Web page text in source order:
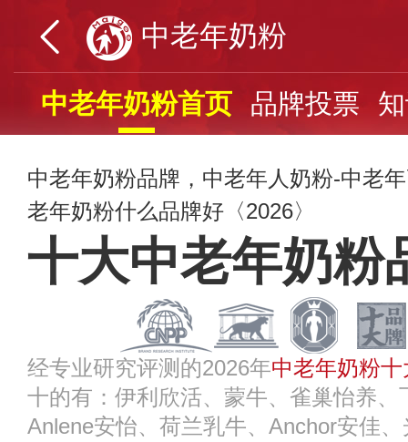
中老年奶粉
中老年奶粉首页 品牌投票
中老年奶粉品牌，中老年人奶粉-中老
老年奶粉什么品牌好〈2026〉
十大中老年奶粉
经专业研究评测的2026年中老年奶粉
十的有：伊利欣活、蒙牛、雀巢怡养、
Anlene安怡、荷兰乳牛、Anchor安佳